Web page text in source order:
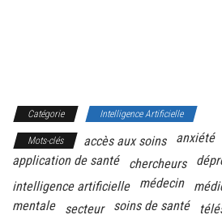
Catégorie Intelligence Artificielle
Mots-clés accès aux soins anxiété
application de santé
chercheurs
intelligence artificielle
médecin
mentale
secteur soins de santé